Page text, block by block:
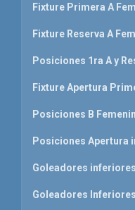
Fixture Primera A
Fixture Reserva A
Posiciones 1ra A y
Fixture Apertura
Posiciones B
Posiciones Apertura
Goleadores
Goleadores